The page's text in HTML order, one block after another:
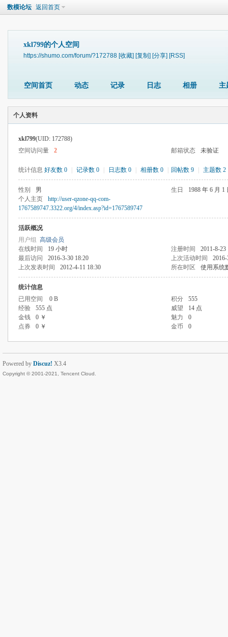
数模论坛 返回首页
xkl799的个人空间
https://shumo.com/forum/?172788 [收藏] [复制] [分享] [RSS]
空间首页 动态 记录 日志 相册 主
个人资料
xkl799(UID: 172788)
空间访问量
2 邮箱状态 未验证
统计信息 好友数 0 记录数 0 日志数 0 相册数 0 回帖数 9 主题数 2
性别 男 生日
1988 年 6 月 1
个人主页
http://user-qzone-qq-com-
1767589747.3322.org/4/index.asp?id=1767589747
活跃概况
用户组 高级会员
在线时间
19 小时 注册时间
2011-8-23
最后访问
2016-3-30 18:20 上次活动时间
上次发表时间
2012-4-11 18:30 所在时区 使用系统
统计信息
已用空间
0 B 积分
555
经验
555 点 威望
14 点
金钱
0 ￥ 魅力
0
点券
0 ￥ 金币 0
Powered by Discuz! X3.4
Copyright © 2001-2021, Tencent Cloud.